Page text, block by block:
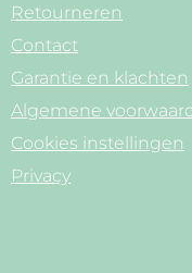
Retourneren
Contact
Garantie en klachten
Algemene
Cookies instellingen
Privacy